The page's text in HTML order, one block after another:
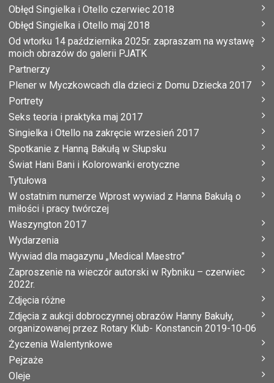
Obłęd Singielka i Otello czerwiec 2018
Obłęd Singielka i Otello maj 2018
Od wtorku 14 października 2025r. zapraszam na wystawę
moich obrazów do galerii PJATK
Partnerzy
Plener w Myczkowcach dla dzieci z Domu Dziecka 2017
Portrety
Seks teoria i praktyka maj 2017
Singielka i Otello na zakręcie wrzesień 2017
Spotkanie z Hanną Bakułą w Słupsku
Świat Hani Bani i Kolorowanki erotyczne
Tytułowa
W ostatnim numerze Wprost wywiad z Hanna Bakułą o
miłości i pracy twórczej
Waszyngton 2017
Wydarzenia
Wywiad dla magazynu „Medical Maestro”
Zaproszenie na wieczór autorski w Rybniku – czerwiec
2022r.
Zdjęcia różne
Zdjęcia z aukcji dobroczynnej obrazów Hanny Bakuły,
organizowanej przez Rotary Klub- Konstancin 2019-10-06
Życzenia Walentynkowe
Pejzaże
Oleje